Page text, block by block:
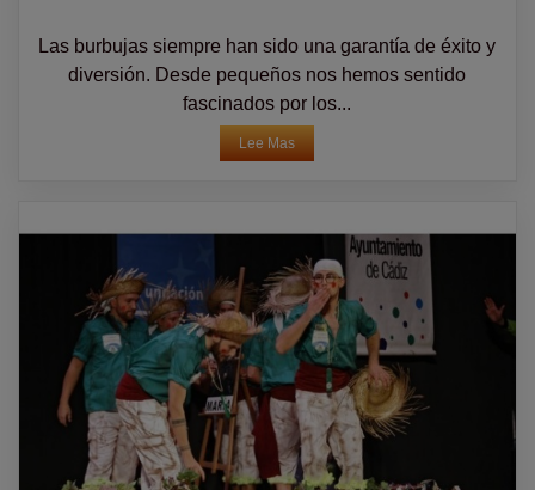
Las burbujas siempre han sido una garantía de éxito y
diversión. Desde pequeños nos hemos sentido
fascinados por los...
Lee Mas